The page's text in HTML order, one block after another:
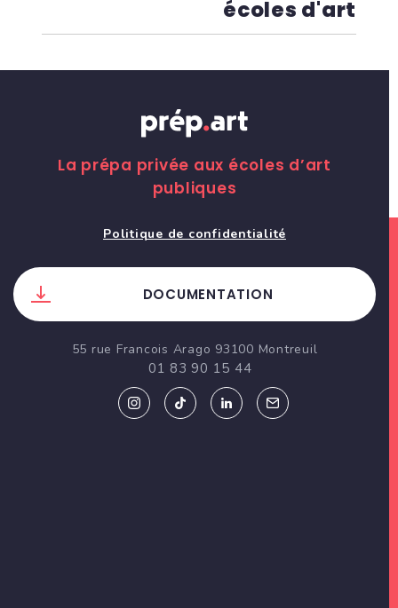
écoles d'art
La prépa privée aux écoles d’art
publiques
Politique de confidentialité
DOCUMENTATION
55 rue Francois Arago 93100 Montreuil
01 83 90 15 44